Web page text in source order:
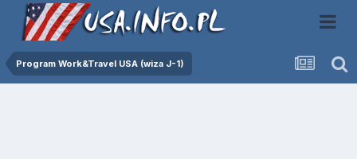
Program Work&Travel USA (wiza J-1)